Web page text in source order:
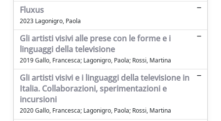
Fluxus
2023 Lagonigro, Paola
Gli artisti visivi alle prese con le forme e i
linguaggi della televisione
2019 Gallo, Francesca; Lagonigro, Paola; Rossi, Martina
Gli artisti visivi e i linguaggi della televisione in
Italia. Collaborazioni, sperimentazioni e
incursioni
2020 Gallo, Francesca; Lagonigro, Paola; Rossi, Martina